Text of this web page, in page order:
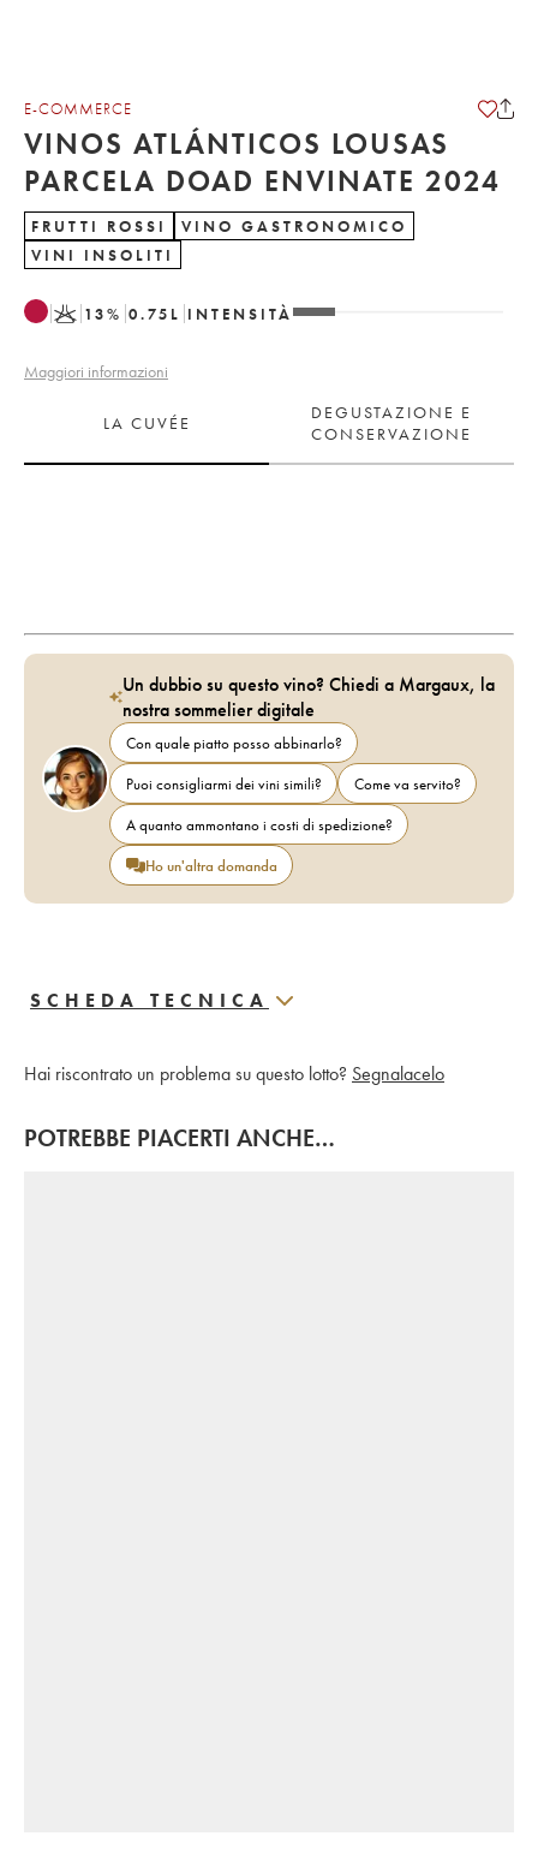
E-COMMERCE
VINOS ATLÁNTICOS LOUSAS
PARCELA DOAD ENVINATE 2024
FRUTTI ROSSI
VINO GASTRONOMICO
VINI INSOLITI
K 13% 0.75 L INTENSITÀ
Maggiori informazioni
LA CUVÉE
DEGUSTAZIONE E
CONSERVAZIONE
Un dubbio su questo vino? Chiedi a Margaux, la
nostra sommelier digitale
Con quale piatto posso abbinarlo?
Puoi consigliarmi dei vini simili?
Come va servito?
A quanto ammontano i costi di spedizione?
Ho un'altra domanda
SCHEDA TECNICA
Hai riscontrato un problema su questo lotto? Segnalacelo
POTREBBE PIACERTI ANCHE…